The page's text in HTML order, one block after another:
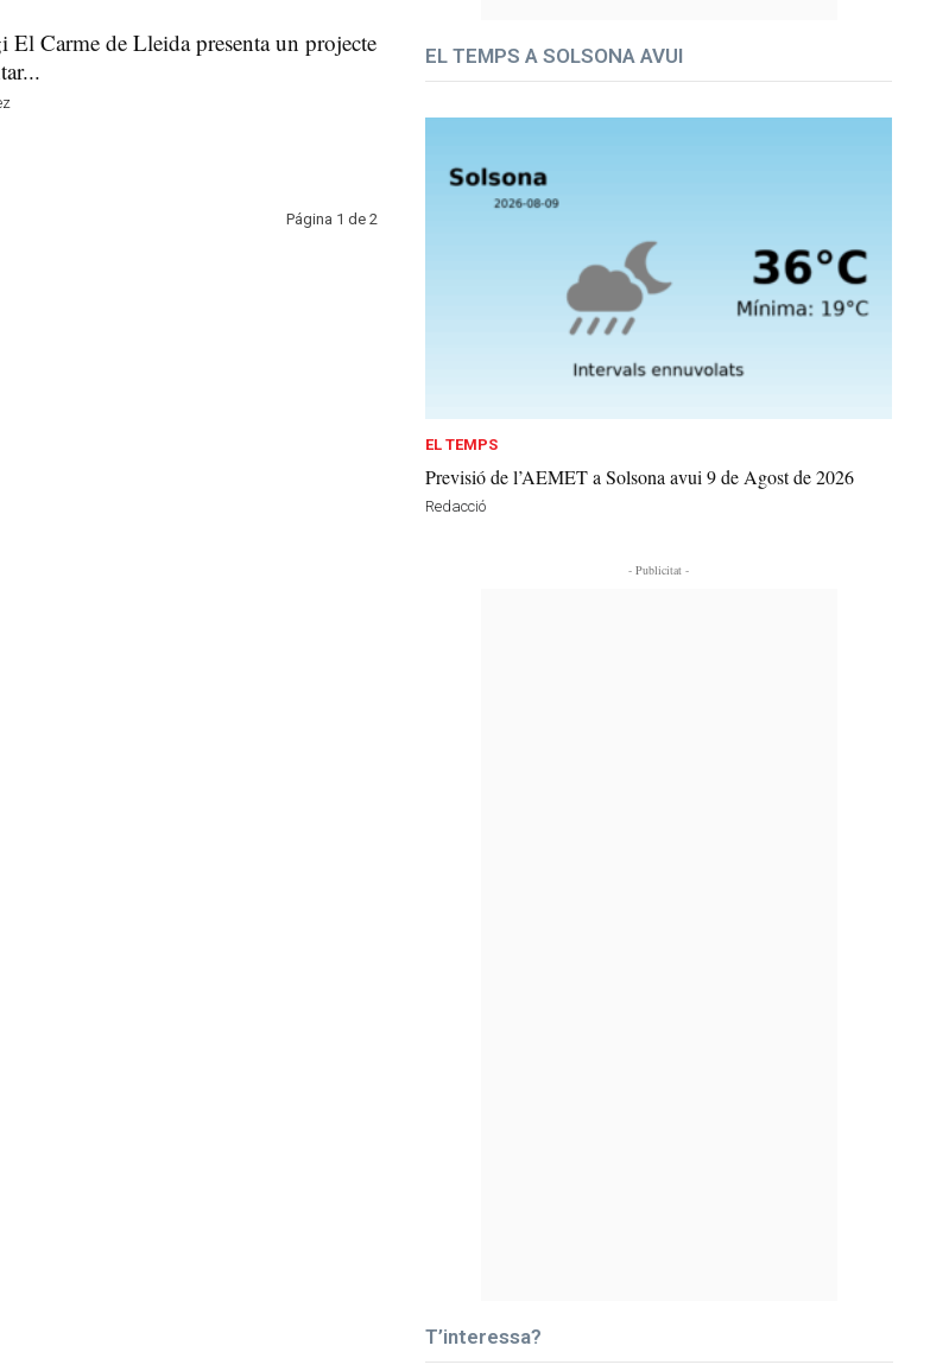
El Carme de Lleida presenta un projecte
Página 1 de 2
EL TEMPS A SOLSONA AVUI
EL TEMPS
Previsió de l’AEMET a Solsona avui 9 de Agost de 2026
Redacció
- Publicitat -
T’interessa?